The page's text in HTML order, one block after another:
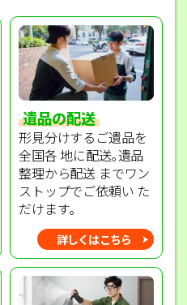
遺品の配送
形見分けするご遺品を
全国各 地に配送｡遺品
整理から配送 までワン
ストップでご依頼い た
だけます｡
詳しくはこちら